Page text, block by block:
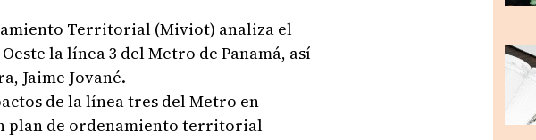
Territorial (Miviot) analiza el
la línea 3 del Metro de Panamá, así
Jaime Jované.
de la línea tres del Metro en
plan de ordenamiento territorial